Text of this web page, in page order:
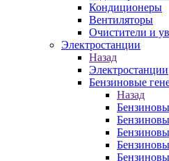
Кондиционеры
Вентиляторы
Очистители и
Электростанции
Назад
Электростанции
Бензиновые
Назад